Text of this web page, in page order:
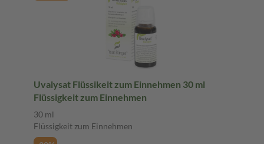
Uvalysat Flüssikeit zum Einnehmen 30 ml
Flüssigkeit zum Einnehmen
30 ml
Flüssigkeit zum Einnehmen